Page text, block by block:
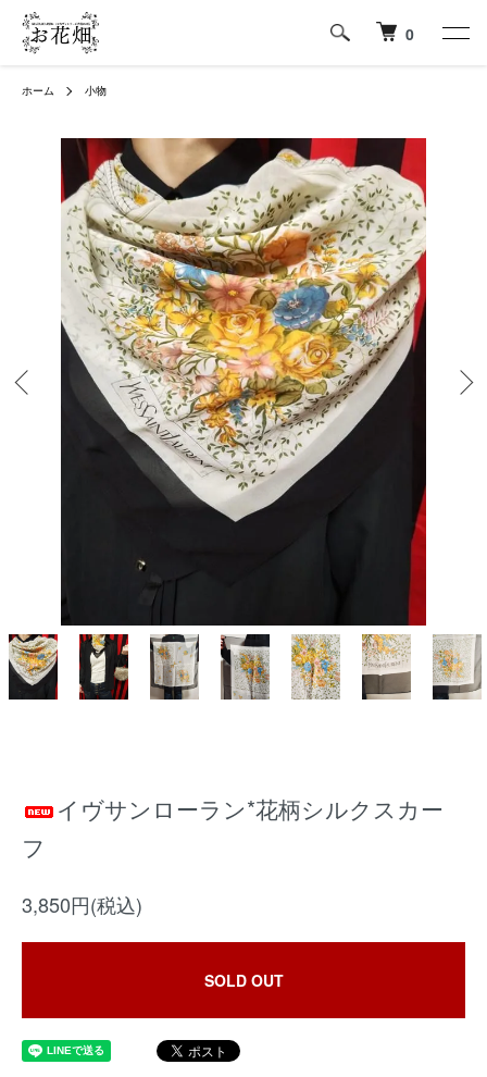
0
ホーム 小物
イヴサンローラン*花柄シルクスカー
フ
3,850円(税込)
SOLD OUT